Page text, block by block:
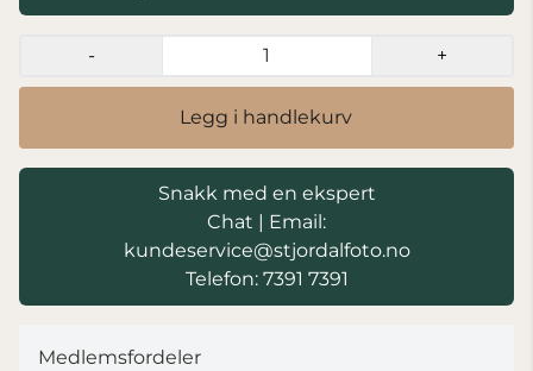
- +
Legg i handlekurv
Snakk med en ekspert
Chat | Email:
kundeservice@stjordalfoto.no
Telefon: 7391 7391
Medlemsfordeler